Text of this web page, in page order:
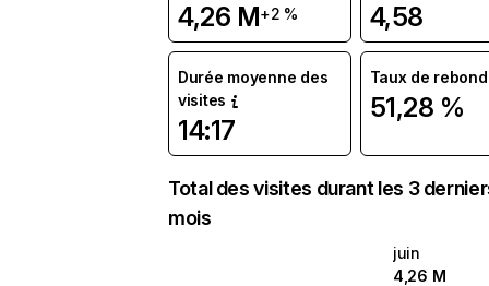
4,26 M+2 % 4,58
Durée moyenne des
visites
14:17
Taux de rebond
51,28 %
Total des visites durant les 3
mois
juin
4,26 M